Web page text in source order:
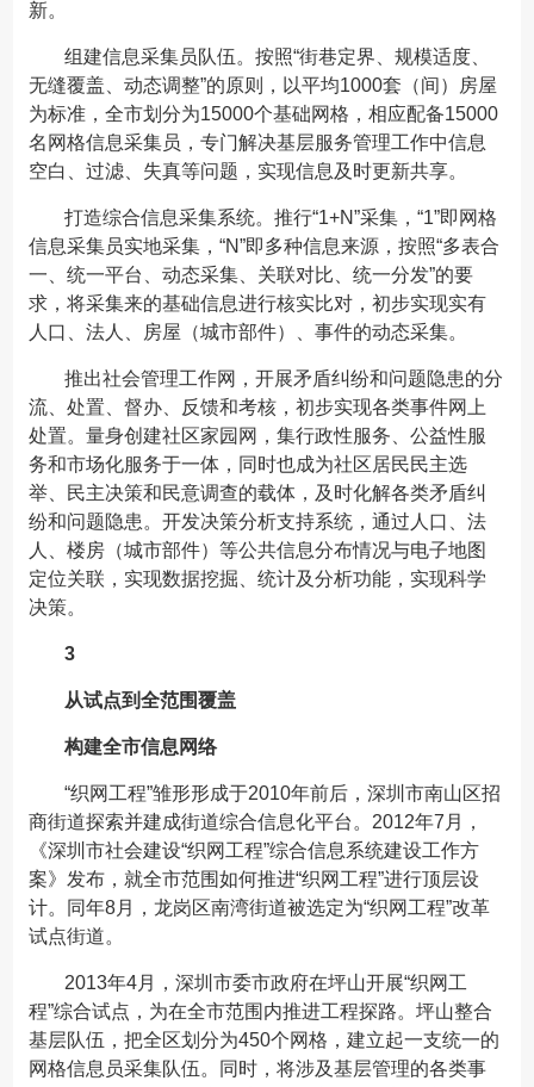
新。
组建信息采集员队伍。按照“街巷定界、规模适度、
无缝覆盖、动态调整”的原则，以平均1000套（间）房屋
为标准，全市划分为15000个基础网格，相应配备15000
名网格信息采集员，专门解决基层服务管理工作中信息
空白、过滤、失真等问题，实现信息及时更新共享。
打造综合信息采集系统。推行“1+N”采集，“1”即网格
信息采集员实地采集，“N”即多种信息来源，按照“多表合
一、统一平台、动态采集、关联对比、统一分发”的要
求，将采集来的基础信息进行核实比对，初步实现实有
人口、法人、房屋（城市部件）、事件的动态采集。
推出社会管理工作网，开展矛盾纠纷和问题隐患的分
流、处置、督办、反馈和考核，初步实现各类事件网上
处置。量身创建社区家园网，集行政性服务、公益性服
务和市场化服务于一体，同时也成为社区居民民主选
举、民主决策和民意调查的载体，及时化解各类矛盾纠
纷和问题隐患。开发决策分析支持系统，通过人口、法
人、楼房（城市部件）等公共信息分布情况与电子地图
定位关联，实现数据挖掘、统计及分析功能，实现科学
决策。
3
从试点到全范围覆盖
构建全市信息网络
“织网工程”雏形形成于2010年前后，深圳市南山区招
商街道探索并建成街道综合信息化平台。2012年7月，
《深圳市社会建设“织网工程”综合信息系统建设工作方
案》发布，就全市范围如何推进“织网工程”进行顶层设
计。同年8月，龙岗区南湾街道被选定为“织网工程”改革
试点街道。
2013年4月，深圳市委市政府在坪山开展“织网工
程”综合试点，为在全市范围内推进工程探路。坪山整合
基层队伍，把全区划分为450个网格，建立起一支统一的
网格信息员采集队伍。同时，将涉及基层管理的各类事